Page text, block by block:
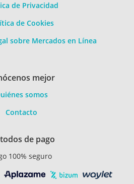
de Privacidad
de Cookies
sobre Mercados en Línea
mejor
somos
Contacto
de pago
100% seguro